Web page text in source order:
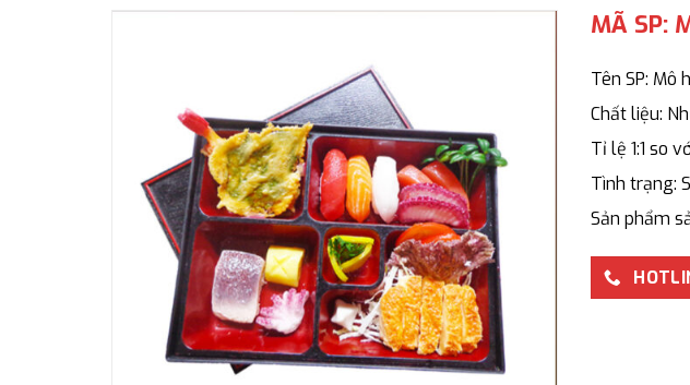
MÃ SP:
Tên SP: Mô
Chất liệu:
Tỉ lệ 1:1 so
Tình trạng:
Sản phẩm